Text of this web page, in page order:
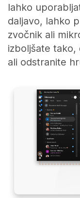
lahko
daljavo, lahko
zvočnik ali
izboljšate tako,
ali odstranite